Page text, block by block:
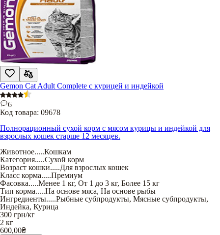
Gemon Cat Adult Complete с курицей и индейкой
6
Код товара: 09678
Полнорационный сухой корм с мясом курицы и индейкой для
взрослых кошек старше 12 месяцев.
Животное.....Кошкам
Категория.....Сухой корм
Возраст кошки.....Для взрослых кошек
Класс корма.....Премиум
Фасовка.....Менее 1 кг, От 1 до 3 кг, Более 15 кг
Тип корма.....На основе мяса, На основе рыбы
Ингредиенты.....Рыбные субпродукты, Мясные субпродукты,
Индейка, Курица
300 грн/кг
2 кг
600,00₴